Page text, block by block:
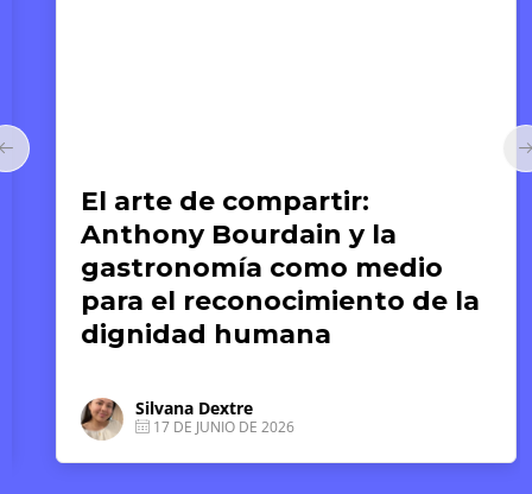
El arte de compartir:
Anthony Bourdain y la
gastronomía como medio
para el reconocimiento de la
dignidad humana
Silvana Dextre
17 DE JUNIO DE 2026